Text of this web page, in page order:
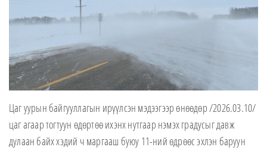
Цаг уурын байгууллагын ирүүлсэн мэдээгээр өнөөдөр /2026.03.10/
цаг агаар тогтуун өдөртөө ихэнх нутгаар нэмэх градусыг давж
дулаан байх хэдий ч маргааш буюу 11-ний өдрөөс эхлэн баруун